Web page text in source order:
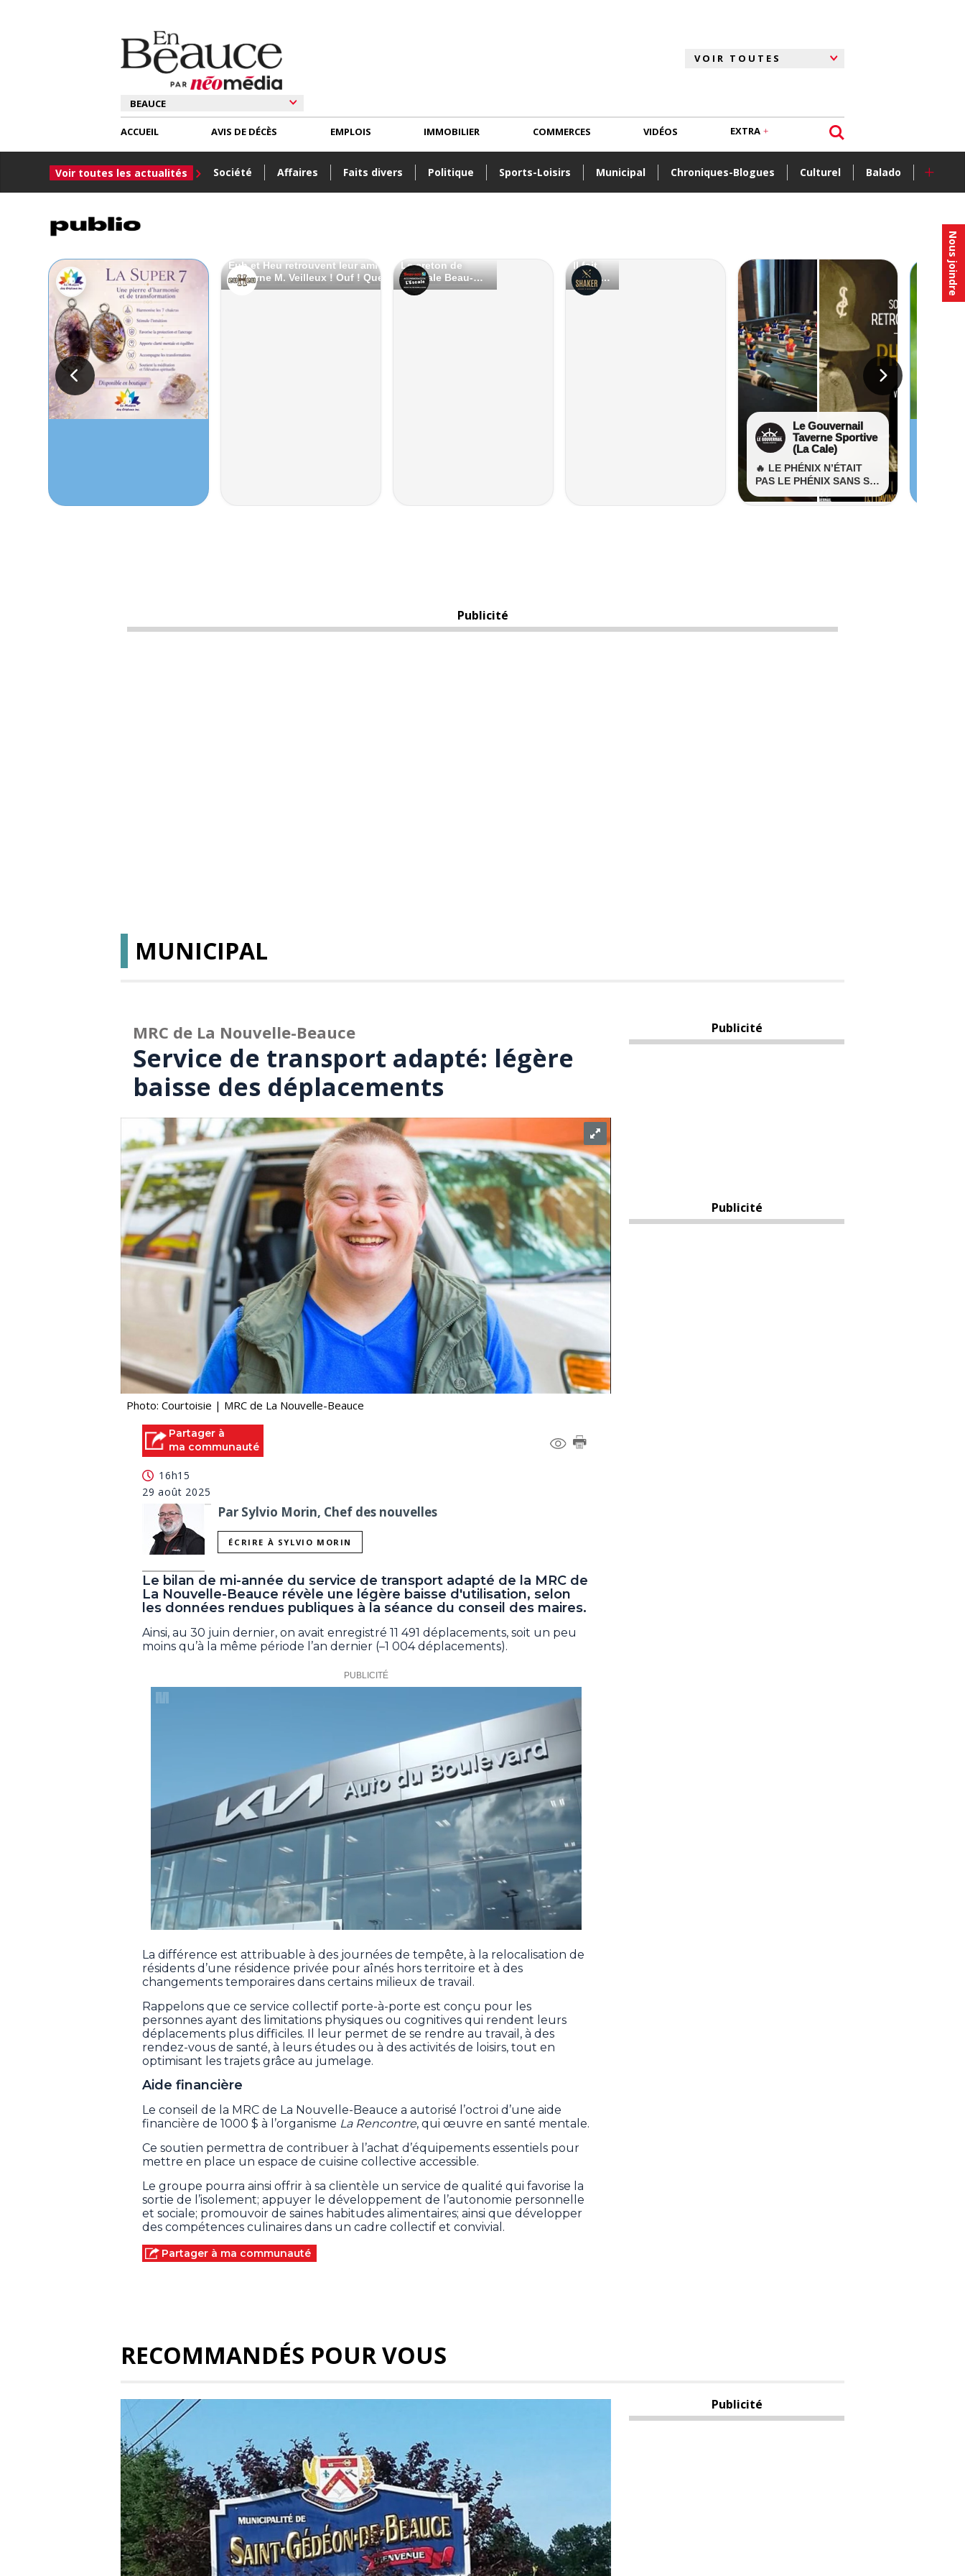
Nous joindre
ACCUEIL
Voir toutes les actualités Société Affaires Faits divers Politique Sports-Loisirs Municipal Chroniques-Blogues Culturel Balado +
AVIS DE DÉCÈS EMPLOIS IMMOBILIER COMMERCES VIDÉOS EXTRA
Publicité
MUNICIPAL
MRC de La Nouvelle-Beauce
Service de transport adapté: légère
baisse des déplacements
Photo: Courtoisie | MRC de La Nouvelle-Beauce
Partager à
ma communauté
16h15
29 août 2025
Par Sylvio Morin, Chef des nouvelles
ÉCRIRE À SYLVIO MORIN
Le bilan de mi-année du service de transport adapté de la MRC de
La Nouvelle-Beauce révèle une légère baisse d'utilisation, selon
les données rendues publiques à la séance du conseil des maires.
Ainsi, au 30 juin dernier, on avait enregistré 11 491 déplacements, soit un peu
moins qu’à la même période l’an dernier (–1 004 déplacements).
La différence est attribuable à des journées de tempête, à la relocalisation de
résidents d’une résidence privée pour aînés hors territoire et à des
changements temporaires dans certains milieux de travail.
Rappelons que ce service collectif porte-à-porte est conçu pour les
personnes ayant des limitations physiques ou cognitives qui rendent leurs
déplacements plus difficiles. Il leur permet de se rendre au travail, à des
rendez-vous de santé, à leurs études ou à des activités de loisirs, tout en
optimisant les trajets grâce au jumelage.
Aide financière
Le conseil de la MRC de La Nouvelle-Beauce a autorisé l’octroi d’une aide
financière de 1000 $ à l’organisme La Rencontre, qui œuvre en santé mentale.
Ce soutien permettra de contribuer à l’achat d’équipements essentiels pour
mettre en place un espace de cuisine collective accessible.
Le groupe pourra ainsi offrir à sa clientèle un service de qualité qui favorise la
sortie de l’isolement; appuyer le développement de l’autonomie personnelle
et sociale; promouvoir de saines habitudes alimentaires; ainsi que développer
des compétences culinaires dans un cadre collectif et convivial.
Partager à ma communauté
Publicité
Publicité
RECOMMANDÉS POUR VOUS
Publicité